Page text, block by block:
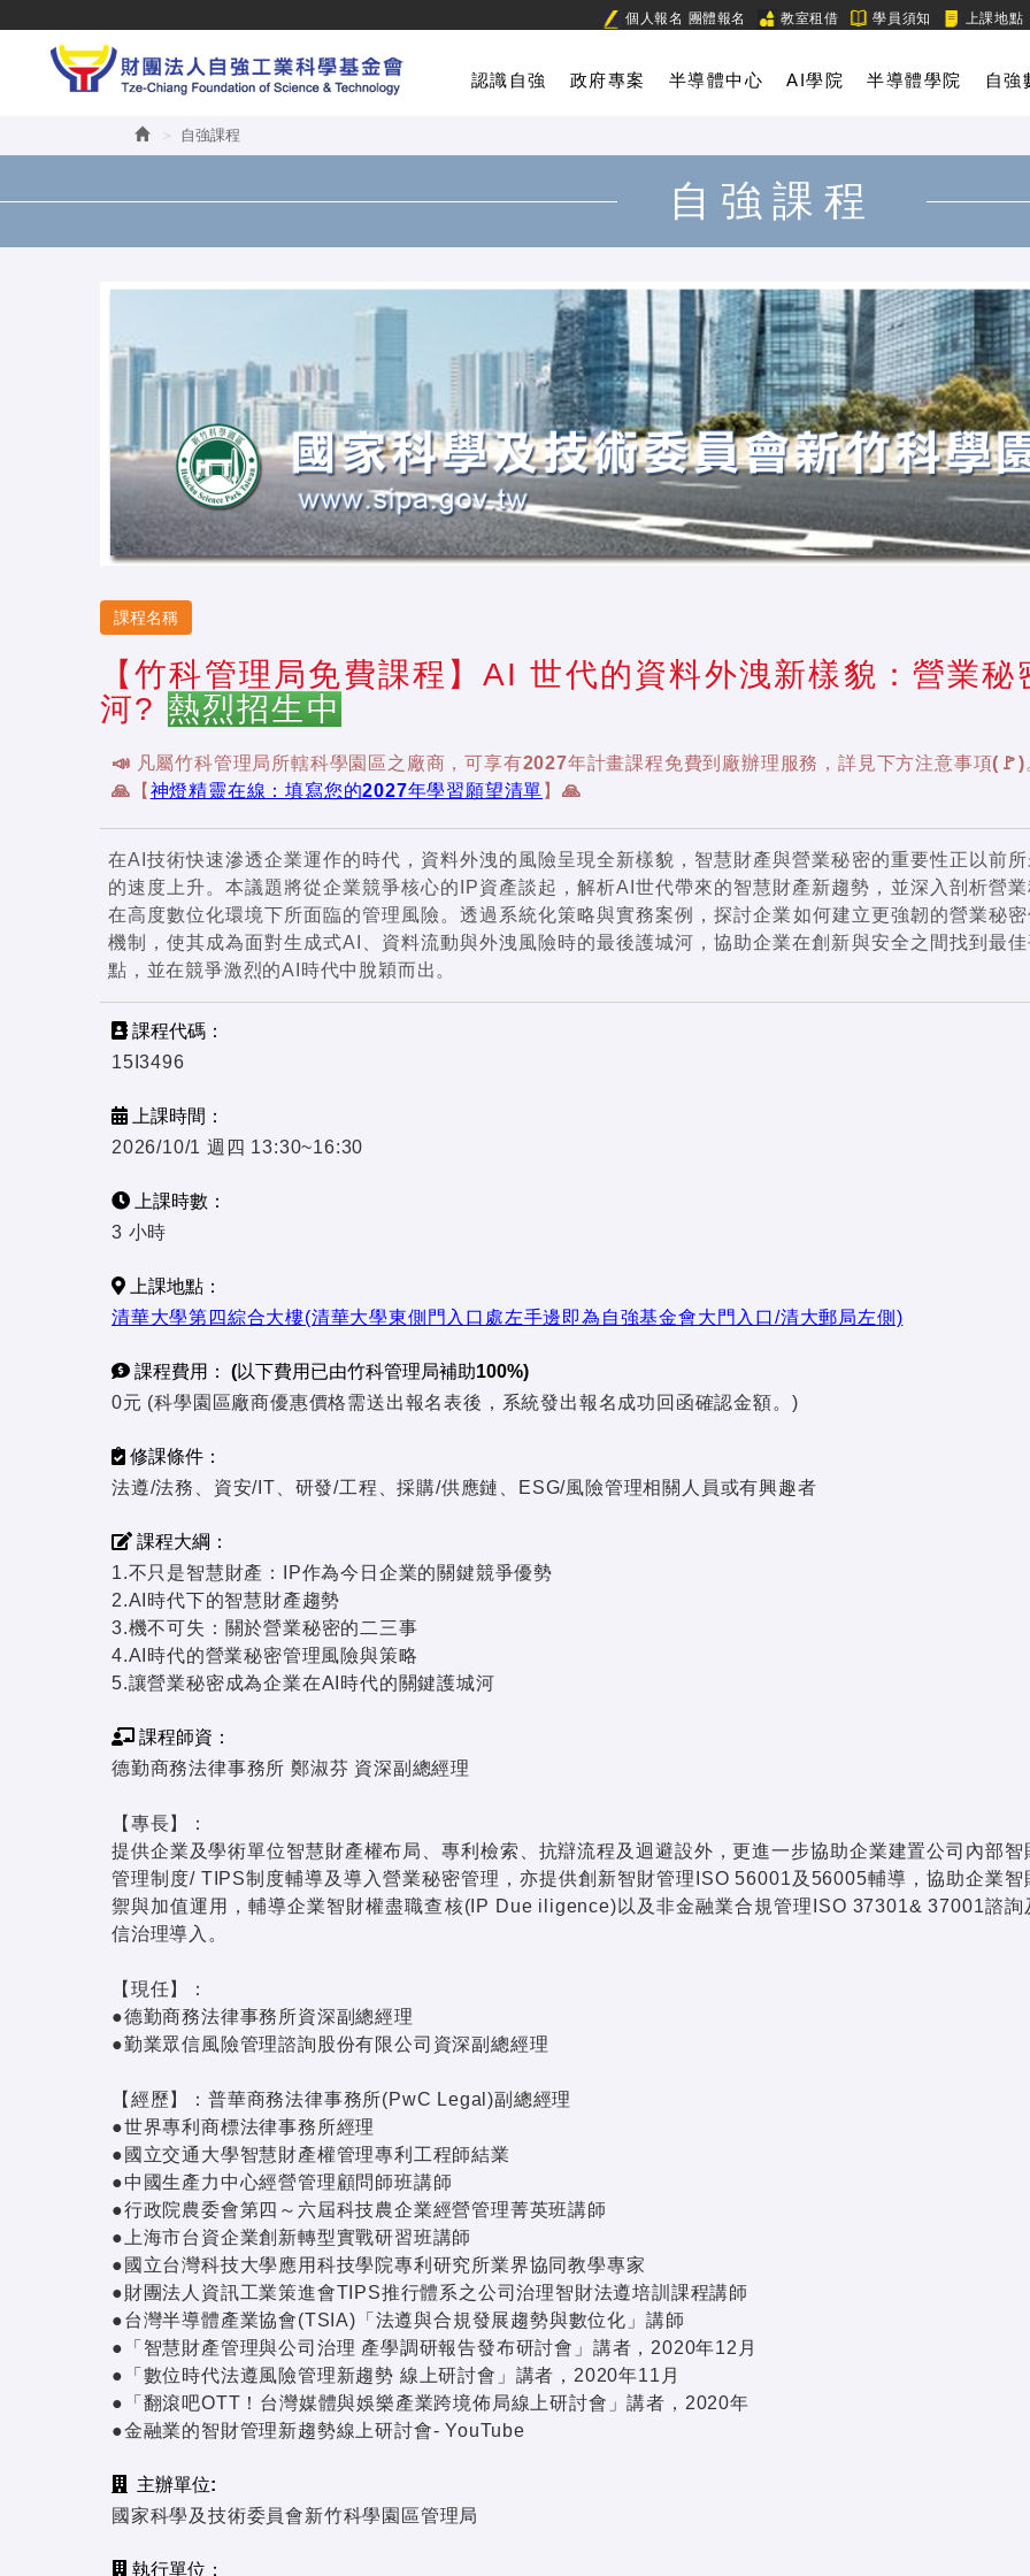
認識自強 政府專案 半導體中心 AI學院 半導體學院 自強
個人報名 團體報名 教室租借 學員須知 上課地點
自強課程
自強課程
課程名稱
【竹科管理局免費課程】AI 世代的資料外洩新樣貌：營業
河? 熱烈招生中
📣 凡屬竹科管理局所轄科學園區之廠商，可享有2027年計畫課程免費到廠辦理服務，詳見下方注意事項(🚩)
🙏【 神燈精靈在線：填寫您的2027年學習願望清單 】🙏
在AI技術快速滲透企業運作的時代，資料外洩的風險呈現全新樣貌，智慧財產與營業秘密的重要性正以前
的速度上升。本議題將從企業競爭核心的IP資產談起，解析AI世代帶來的智慧財產新趨勢，並深入剖析營
在高度數位化環境下所面臨的管理風險。透過系統化策略與實務案例，探討企業如何建立更強韌的營業秘
機制，使其成為面對生成式AI、資料流動與外洩風險時的最後護城河，協助企業在創新與安全之間找到最
點，並在競爭激烈的AI時代中脫穎而出。
課程代碼：
15I3496
上課時間：
2026/10/1 週四 13:30~16:30
上課時數：
3 小時
上課地點：
清華大學第四綜合大樓(清華大學東側門入口處左手邊即為自強基金會大門入口/清大郵局左側)
課程費用： (以下費用已由竹科管理局補助100%)
0元 (科學園區廠商優惠價格需送出報名表後，系統發出報名成功回函確認金額。)
修課條件：
法遵/法務、資安/IT、研發/工程、採購/供應鏈、ESG/風險管理相關人員或有興趣者
課程大綱：
1.不只是智慧財產：IP作為今日企業的關鍵競爭優勢
2.AI時代下的智慧財產趨勢
3.機不可失：關於營業秘密的二三事
4.AI時代的營業秘密管理風險與策略
5.讓營業秘密成為企業在AI時代的關鍵護城河
課程師資：
德勤商務法律事務所 鄭淑芬 資深副總經理
【專長】：
提供企業及學術單位智慧財產權布局、專利檢索、抗辯流程及迴避設外，更進一步協助企業建置公司內部智
管理制度/ TIPS制度輔導及導入營業秘密管理，亦提供創新智財管理ISO 56001及56005輔導，協助企業智
禦與加值運用，輔導企業智財權盡職查核(IP Due iligence)以及非金融業合規管理ISO 37301& 37001諮詢
信治理導入。
【現任】：
●德勤商務法律事務所資深副總經理
●勤業眾信風險管理諮詢股份有限公司資深副總經理
【經歷】：普華商務法律事務所(PwC Legal)副總經理
●世界專利商標法律事務所經理
●國立交通大學智慧財產權管理專利工程師結業
●中國生產力中心經營管理顧問師班講師
●行政院農委會第四～六屆科技農企業經營管理菁英班講師
●上海市台資企業創新轉型實戰研習班講師
●國立台灣科技大學應用科技學院專利研究所業界協同教學專家
●財團法人資訊工業策進會TIPS推行體系之公司治理智財法遵培訓課程講師
●台灣半導體產業協會(TSIA)「法遵與合規發展趨勢與數位化」講師
●「智慧財產管理與公司治理 產學調研報告發布研討會」講者，2020年12月
●「數位時代法遵風險管理新趨勢 線上研討會」講者，2020年11月
●「翻滾吧OTT！台灣媒體與娛樂產業跨境佈局線上研討會」講者，2020年
●金融業的智財管理新趨勢線上研討會- YouTube
主辦單位:
國家科學及技術委員會新竹科學園區管理局
執行單位：